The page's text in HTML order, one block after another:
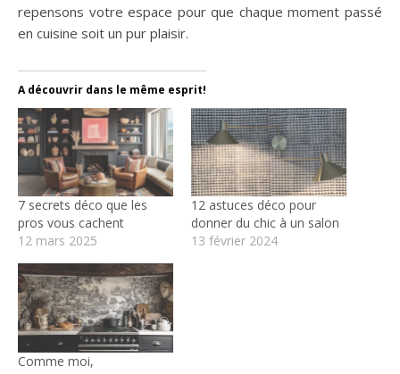
repensons votre espace pour que chaque moment passé
en cuisine soit un pur plaisir.
A découvrir dans le même esprit!
7 secrets déco que les
pros vous cachent
12 mars 2025
12 astuces déco pour
donner du chic à un salon
13 février 2024
Comme moi,